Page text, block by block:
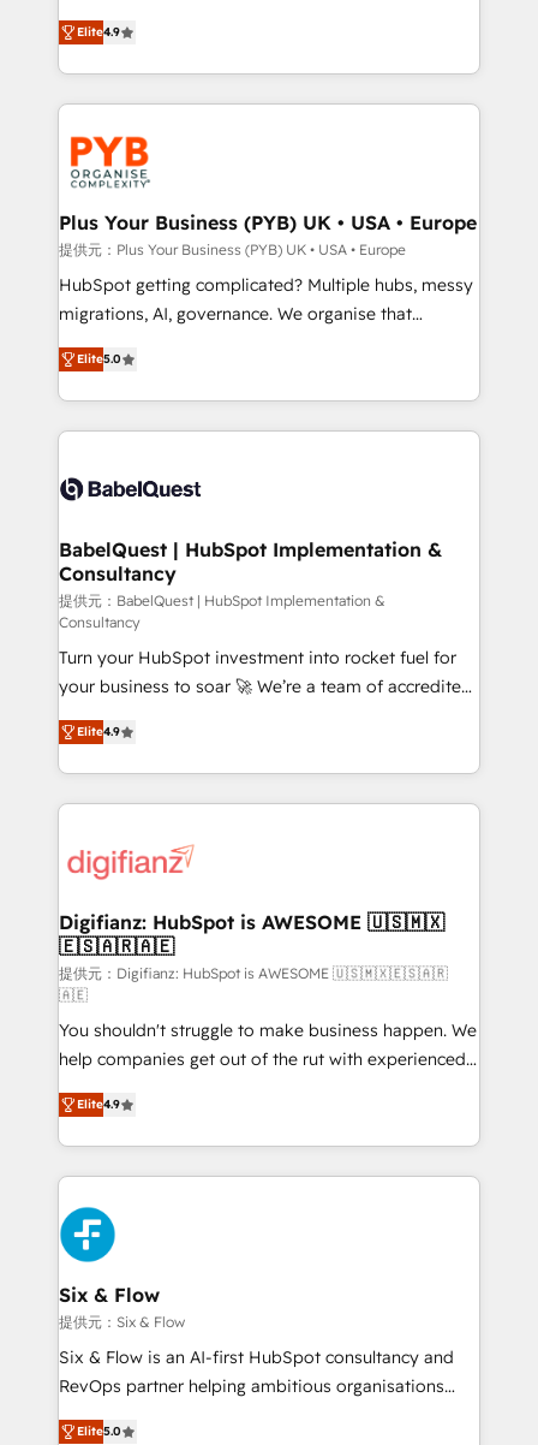
to your needs and sales objectives. With 125+
certifications, we are part of the most certified
services are offered in both English & French.
Elite Solutions Partner for businesses ready to
migrate, replatform, and scale smarter. We specialize
in high-impact CRM and CMS migrations and
onboarding from platforms like Salesforce, NetSuite,
Zoho, Pardot, Marketo, Microsoft Dynamics, Wix,
WordPress and legacy CRMs, turning fragmented
systems into unified, growth-ready HubSpot
architectures that accelerate revenue operations and
performance. - Multi-object CRM migration, cleanup,
and implementation. - Pre-built and custom
integrations across your full tech stack. - Custom
- Dashboards, lifecycle campaigns, and lead
nurturing sequences. - Cross-hub setup across
scalable retainers. Let’s make HubSpot your most
powerful growth engine. Built to convert, scale, and
Elite4.9
Plus Your Business (PYB) UK • USA • Europe
提供元：Plus Your Business (PYB) UK • USA • Europe
HubSpot getting complicated? Multiple hubs, messy
migrations, AI, governance. We organise that
complexity, so your team can put HubSpot to work...
Welcome to our Profile! We help with: • CRM
implementation, reports, workflows, and team
training • CRM migration from Salesforce, Pipedrive,
custom API integrations • AI governance for
Boutique 'Elite' team of 12 • 150+ clients across Sales
Hub, Marketing Hub, Service Hub, Data Hub and
CMS • ISO/IEC 27001:2022, ISO 9001:2015, and ISO
42001:2023 certified - the AI management standard •
GuardHub: our AI governance framework, built on
ISO 42001 Ready for the next step? Click the 👈
'𝗖𝗼𝗻𝘁𝗮𝗰𝘁 𝗯𝘂𝘀𝗶𝗻𝗲𝘀𝘀' button to get in touch (𝘸𝘦'𝘳𝘦
𝘴𝘶𝘱𝘦𝘳 𝘳𝘦𝘴𝘱𝘰𝘯𝘴𝘪𝘷𝘦)
Elite5.0
BabelQuest | HubSpot Implementation &
Consultancy
提供元：BabelQuest | HubSpot Implementation &
Consultancy
Turn your HubSpot investment into rocket fuel for
your business to soar 🚀 We’re a team of accredited
HubSpot experts ready to help you. We can
implement the platform into complex business
environments, optimise what you've got and make
sure you can actually use it, build your website in
for you and execute it on HubSpot. We are on the
framework, meaning we've been accredited by
HubSpot and vetted by the CCS, which means we
can support public sector companies as well the
other ones listed in our profile. Our services: -
HubSpot implementation - HubSpot CMS website
build We can do lots of things. But everything we do
is there for you to: - Grow revenue, and run your
business more efficiently - Build stronger
relationships with customers - Make better
decisions with data - Find a new voice and reach
more people - Get the most out of your HubSpot
investment
Elite4.9
Digifianz: HubSpot is AWESOME 🇺🇸🇲🇽
🇪🇸🇦🇷🇦🇪
提供元：Digifianz: HubSpot is AWESOME 🇺🇸🇲🇽🇪🇸🇦🇷
🇦🇪
You shouldn't struggle to make business happen. We
help companies get out of the rut with experienced,
process-oriented teams implementing HubSpot
Marketing, Sales, Service, CMS and Operations Hub,
so selling and actually engaging with your customers
feels easy and pain-free. We are a top ranked
HubSpot Elite Partner, winner of Rookie of the Year
and Customer First Awards, 4.9/5 rating in HubSpot
Reviews and 4.9/5 rating in Clutch Reviews. Digifianz
helps the following industries: logistics & 3PL, home
improvement & construction, branding and
commercialization, real estate, health, education,
SaaS, Software Dev & IT and consulting, make the
the United States, EU, UAE, Mexico and Latin
Elite4.9
Six & Flow
提供元：Six & Flow
Six & Flow is an AI-first HubSpot consultancy and
RevOps partner helping ambitious organisations
grow with clarity, confidence, and intelligence.
Elite5.0